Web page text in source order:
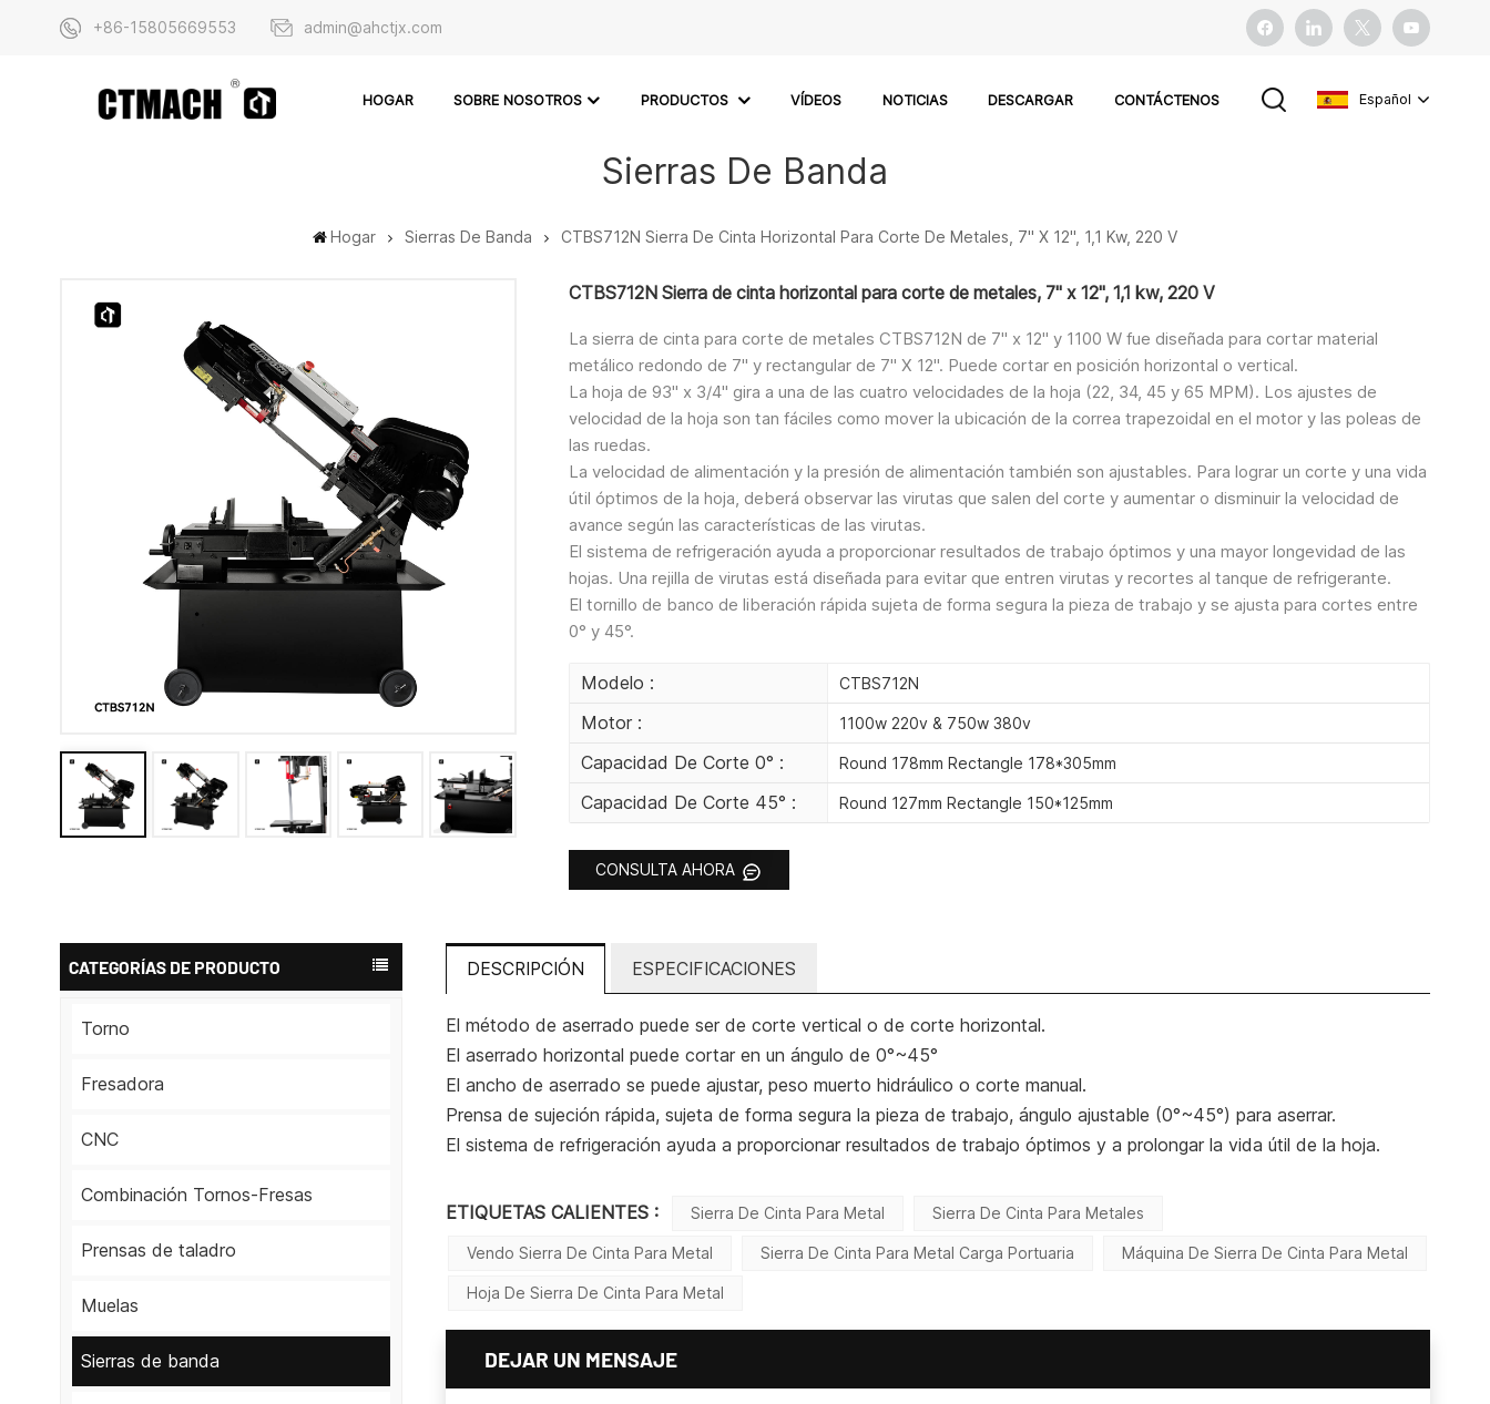
+86-15805669553 admin@ahctjx.com
HOGAR SOBRE NOSOTROS PRODUCTOS VÍDEOS NOTICIAS DESCARGAR CONTÁCTENOS Español
Pусский
Sierras De Banda
Hogar Sierras De Banda CTBS712N Sierra De Cinta Horizontal Para Corte De Metales, 7" X 12", 1,1 Kw, 220 V
CTBS712N Sierra de cinta horizontal para corte de metales, 7" x 12", 1,1 kw, 220 V
La sierra de cinta para corte de metales CTBS712N de 7" x 12" y 1100 W fue diseñada para cortar material
metálico redondo de 7" y rectangular de 7" X 12". Puede cortar en posición horizontal o vertical.
La hoja de 93" x 3/4" gira a una de las cuatro velocidades de la hoja (22, 34, 45 y 65 MPM). Los ajustes de
velocidad de la hoja son tan fáciles como mover la ubicación de la correa trapezoidal en el motor y las poleas de
las ruedas.
La velocidad de alimentación y la presión de alimentación también son ajustables. Para lograr un corte y una vida
útil óptimos de la hoja, deberá observar las virutas que salen del corte y aumentar o disminuir la velocidad de
avance según las características de las virutas.
El sistema de refrigeración ayuda a proporcionar resultados de trabajo óptimos y una mayor longevidad de las
hojas. Una rejilla de virutas está diseñada para evitar que entren virutas y recortes al tanque de refrigerante.
El tornillo de banco de liberación rápida sujeta de forma segura la pieza de trabajo y se ajusta para cortes entre
0° y 45°.
Modelo : CTBS712N
Motor : 1100w 220v & 750w 380v
Capacidad De Corte 0° : Round 178mm Rectangle 178*305mm
Capacidad De Corte 45° : Round 127mm Rectangle 150*125mm
CONSULTA AHORA
CATEGORÍAS DE PRODUCTO
Torno
Fresadora
CNC
Combinación Tornos-Fresas
Prensas de taladro
Muelas
Sierras de banda
DESCRIPCIÓN ESPECIFICACIONES
El método de aserrado puede ser de corte vertical o de corte horizontal.
El aserrado horizontal puede cortar en un ángulo de 0°~45°
El ancho de aserrado se puede ajustar, peso muerto hidráulico o corte manual.
Prensa de sujeción rápida, sujeta de forma segura la pieza de trabajo, ángulo ajustable (0°~45°) para aserrar.
El sistema de refrigeración ayuda a proporcionar resultados de trabajo óptimos y a prolongar la vida útil de la hoja.
ETIQUETAS CALIENTES : Sierra De Cinta Para Metal Sierra De Cinta Para Metales
Vendo Sierra De Cinta Para Metal Sierra De Cinta Para Metal Carga Portuaria Máquina De Sierra De Cinta Para Metal
Hoja De Sierra De Cinta Para Metal
DEJAR UN MENSAJE